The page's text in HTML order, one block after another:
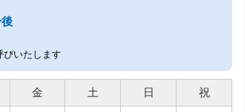
びいたします
金 土 日 祝